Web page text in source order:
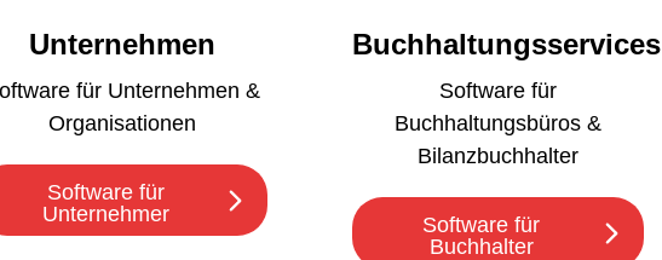
Unternehmen
für Unternehmen &
Organisationen
Software für
Unternehmer
Buchhaltungsservices
Software für
Buchhaltungsbüros &
Bilanzbuchhalter
Software für
Buchhalter